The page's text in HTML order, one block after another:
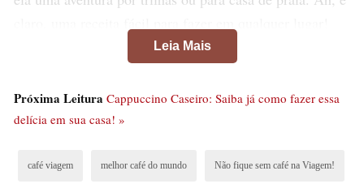
Leia Mais
Próxima Leitura Cappuccino Caseiro: Saiba já como fazer essa
delícia em sua casa! »
café viagem melhor café do mundo Não fique sem café na Viagem!